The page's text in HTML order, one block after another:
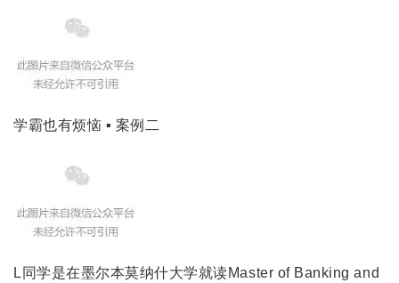
学霸也有烦恼 ▪ 案例二
L同学是在墨尔本莫纳什大学就读Master of Banking and